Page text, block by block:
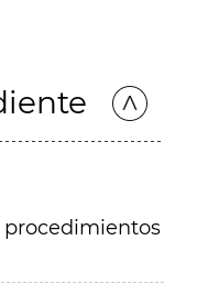
procedimientos